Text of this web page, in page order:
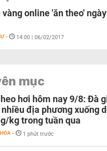
vàng online 'ăn theo'
- 14:00 | 06/02/2017
mục
hơi hôm nay 9/8: Đà
địa phương xuống
kg trong tuần qua
- 1 phút trước